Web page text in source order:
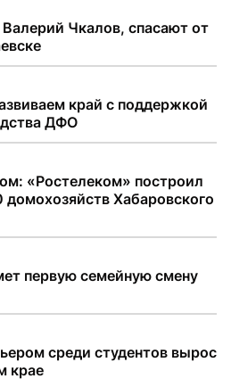
Чкалов, спасают от
край с поддержкой
ДФО
«Ростелеком» построил
Хабаровского
первую семейную смену
среди студентов вырос
крае